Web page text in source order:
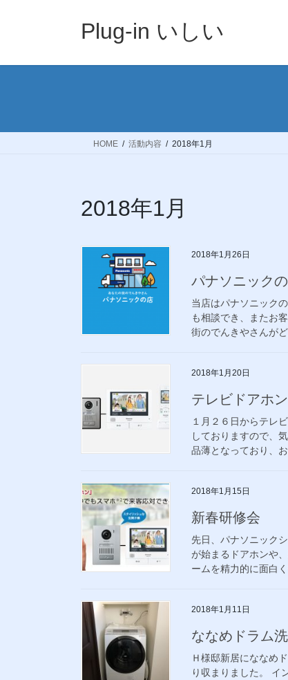
Plug-in いしい
HOME 活動内容 2018年1月
2018年1月
2018年1月26日
パナソニック
当店はパナソニック
も相談でき、またお
街のでんきやさんが
2018年1月20日
テレビドアホ
１月２６日からテレ
しておりますので、
品薄となっており、
2018年1月15日
新春研修会
先日、パナソニック
が始まるドアホンや
ームを精力的に面白
2018年1月11日
ななめドラム
Ｈ様邸新居にななめ
り収まりました。 イ